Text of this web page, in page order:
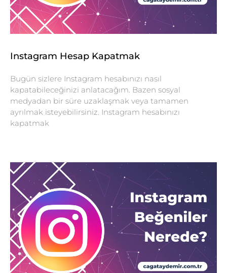
Instagram Hesap Kapatmak
Bugün sizlere Instagram hesabınızı nasıl
kapatabileceğinizi anlatacağım. Bazen sosyal
medyadan bir süre uzaklaşmak veya tamamen
ayrılmak isteyebilirsiniz. Instagram hesabınızı
kapatmak